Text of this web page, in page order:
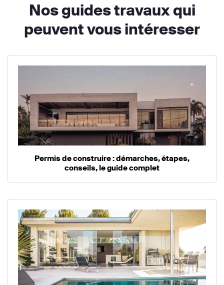
Nos guides travaux qui
peuvent vous intéresser
Permis de construire : démarches, étapes,
conseils, le guide complet